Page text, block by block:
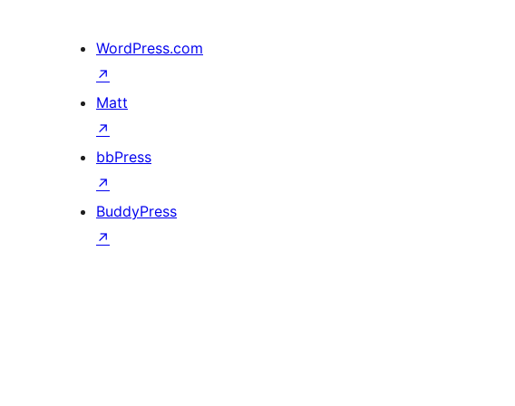
WordPress.com
↗
Matt
↗
bbPress
↗
BuddyPress
↗